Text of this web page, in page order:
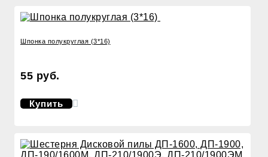
Шпонка полукруглая (3*16)
55 руб.
Купить